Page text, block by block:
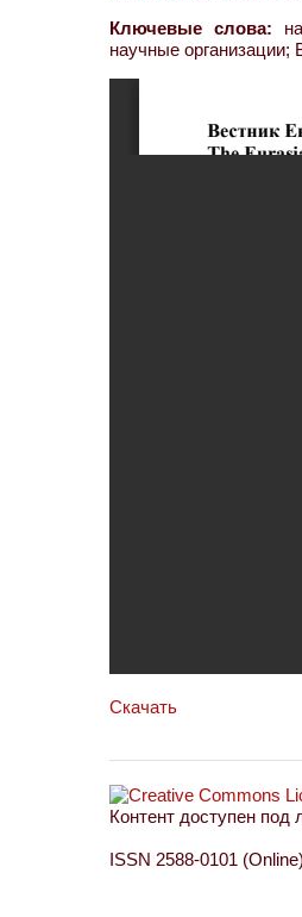
Ключевые слова:
научные организации;
Скачать
Контент доступен под
ISSN 2588-0101 (Online)